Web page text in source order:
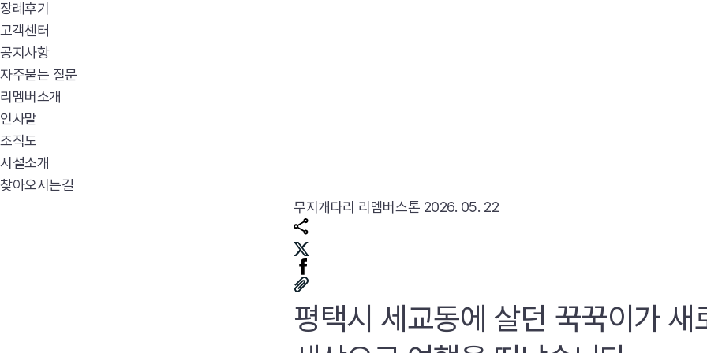
장례후기
고객센터
공지사항
자주묻는 질문
리멤버소개
인사말
조직도
시설소개
찾아오시는길
무지개다리 리멤버스톤 2026. 05. 22
평택시 세교동에 살던 꾹꾹이가 새